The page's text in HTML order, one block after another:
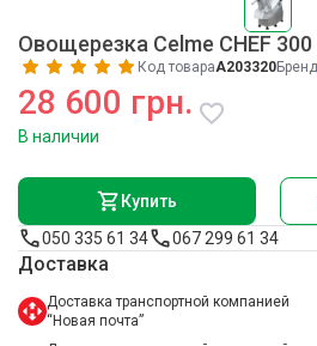
Овощерезка Celme CHEF 300
Код товараA203320
28 600 грн.
В наличии
Купить
050 335 61 34
067 299 61 34
Доставка
Доставка транспортной компанией
“Новая почта”